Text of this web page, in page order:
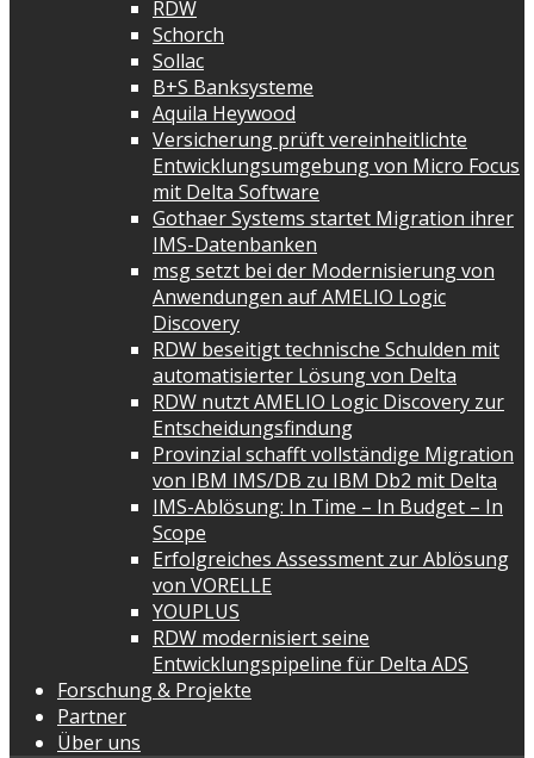
RDW
Schorch
Sollac
B+S Banksysteme
Aquila Heywood
Versicherung prüft vereinheitlichte
Entwicklungsumgebung von Micro Focus
mit Delta Software
Gothaer Systems startet Migration ihrer
IMS-Datenbanken
msg setzt bei der Modernisierung von
Anwendungen auf AMELIO Logic
Discovery
RDW beseitigt technische Schulden mit
automatisierter Lösung von Delta
RDW nutzt AMELIO Logic Discovery zur
Entscheidungsfindung
Provinzial schafft vollständige Migration
von IBM IMS/DB zu IBM Db2 mit Delta
IMS-Ablösung: In Time – In Budget – In
Scope
Erfolgreiches Assessment zur Ablösung
von VORELLE
YOUPLUS
RDW modernisiert seine
Entwicklungspipeline für Delta ADS
Forschung & Projekte
Partner
Über uns